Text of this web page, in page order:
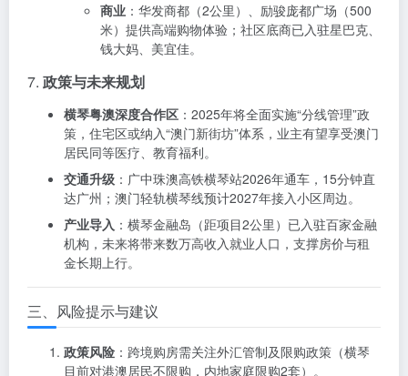
商业 ：华发商都（2公里）、励骏庞都广场（500
米）提供高端购物体验；社区底商已入驻星巴克、
钱大妈、美宜佳。
7. 政策与未来规划
横琴粤澳深度合作区 ：2025年将全面实施“分线管理”政
策，住宅区或纳入“澳门新街坊”体系，业主有望享受澳门
居民同等医疗、教育福利。
交通升级 ：广中珠澳高铁横琴站2026年通车，15分钟直
达广州；澳门轻轨横琴线预计2027年接入小区周边。
产业导入 ：横琴金融岛（距项目2公里）已入驻百家金融
机构，未来将带来数万高收入就业人口，支撑房价与租
金长期上行。
三、风险提示与建议
政策风险 ：跨境购房需关注外汇管制及限购政策（横琴
目前对港澳居民不限购，内地家庭限购2套）。